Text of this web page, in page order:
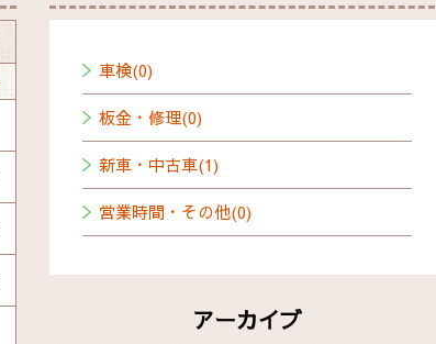
車検(0)
板金・修理(0)
新車・中古車(1)
営業時間・その他(0)
アーカイブ